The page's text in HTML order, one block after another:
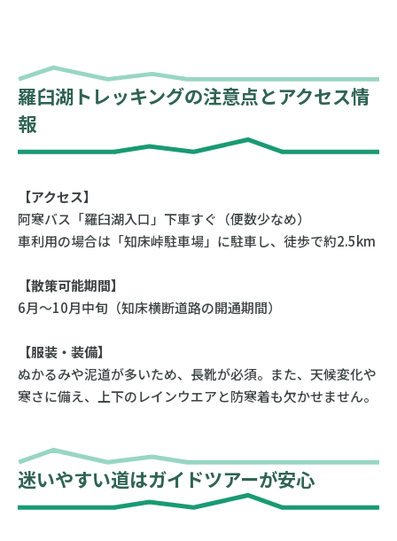
羅臼湖トレッキングの注意点とアクセス情
報
【アクセス】
阿寒バス「羅臼湖入口」下車すぐ（便数少なめ）
車利用の場合は「知床峠駐車場」に駐車し、徒歩で約2.5km
【散策可能期間】
6月〜10月中旬（知床横断道路の開通期間）
【服装・装備】
ぬかるみや泥道が多いため、長靴が必須。また、天候変化や
寒さに備え、上下のレインウエアと防寒着も欠かせません。
迷いやすい道はガイドツアーが安心